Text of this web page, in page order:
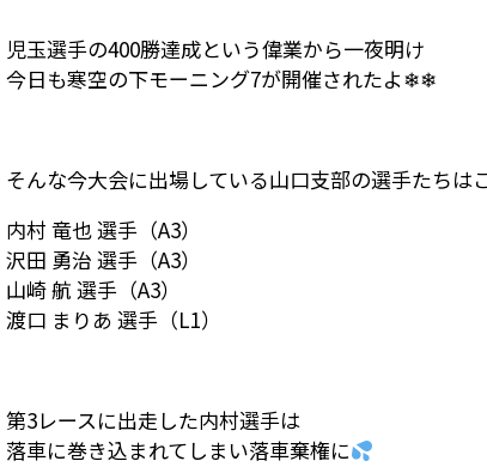
児玉選手の400勝達成という偉業から一夜明け
今日も寒空の下モーニング7が開催されたよ❄❄
そんな今大会に出場している山口支部の選手たちは
内村 竜也 選手（A3）
沢田 勇治 選手（A3）
山崎 航 選手（A3）
渡口 まりあ 選手（L1）
第3レースに出走した内村選手は
落車に巻き込まれてしまい落車棄権に